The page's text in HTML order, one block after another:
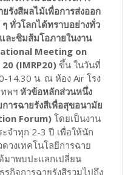
รังสีผลไม้เพื่อการส่งออก
ทั่วโลกได้ทราบอย่างทั่ว
ละชิมส้มโอภายในงาน
Meeting on
(IMRP20)ขึ้น ในวันที่
14.30 น. ณ ห้อง Air โรง
พฯ หัวข้อหลักส่วนหนึ่ง
ารฉายรังสีเพื่อสุขอนามัย
Forum)โดยเป็นงาน
จำทุก 2-3 ปี เพื่อให้นัก
วงเทคโนโลยีการฉาย
มาพบปะแลกเปลี่ยน
กิจการฉายรังสีรวมไปถึง